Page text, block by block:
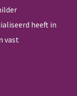
heeft in
vast